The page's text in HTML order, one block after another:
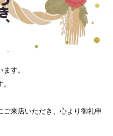
す。
来店いただき、心より御礼申